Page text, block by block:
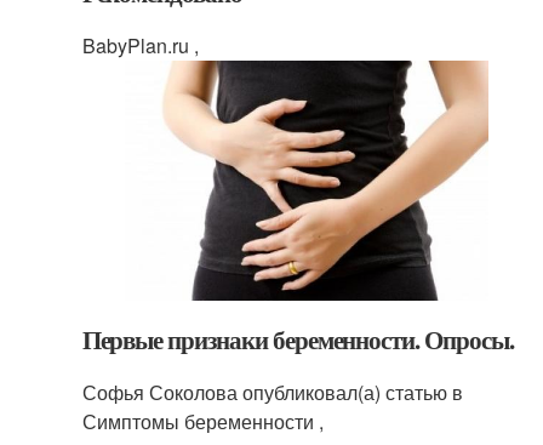
BabyPlan.ru ,
Первые признаки беременности. Опросы.
Софья Соколова опубликовал(а) статью в
Симптомы беременности ,